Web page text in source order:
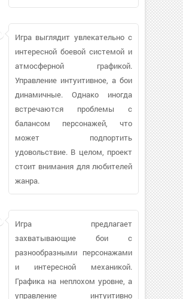
Игра выглядит увлекательно с
интересной боевой системой и
атмосферной графикой.
Управление интуитивное, а бои
динамичные. Однако иногда
встречаются проблемы с
балансом персонажей, что
может подпортить
удовольствие. В целом, проект
стоит внимания для любителей
жанра.
Игра предлагает
захватывающие бои с
разнообразными персонажами
и интересной механикой.
Графика на неплохом уровне, а
управление интуитивно